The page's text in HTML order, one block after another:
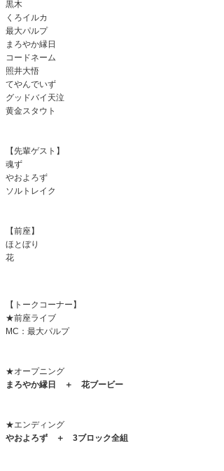
黒木
くろイルカ
最大パルプ
まろやか縁日
コードネーム
照井大悟
てやんでいず
グッドバイ天泣
黄金スタウト
【先輩ゲスト】
魂ず
やおよろず
ソルトレイク
【前座】
ほとぼり
花
【トークコーナー】
★前座ライブ
MC： 最大パルプ
★オープニング
まろやか縁日 ＋ 花ブービー
★エンディング
やおよろず ＋ 3ブロック全組